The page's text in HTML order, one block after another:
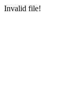
Invalid file!